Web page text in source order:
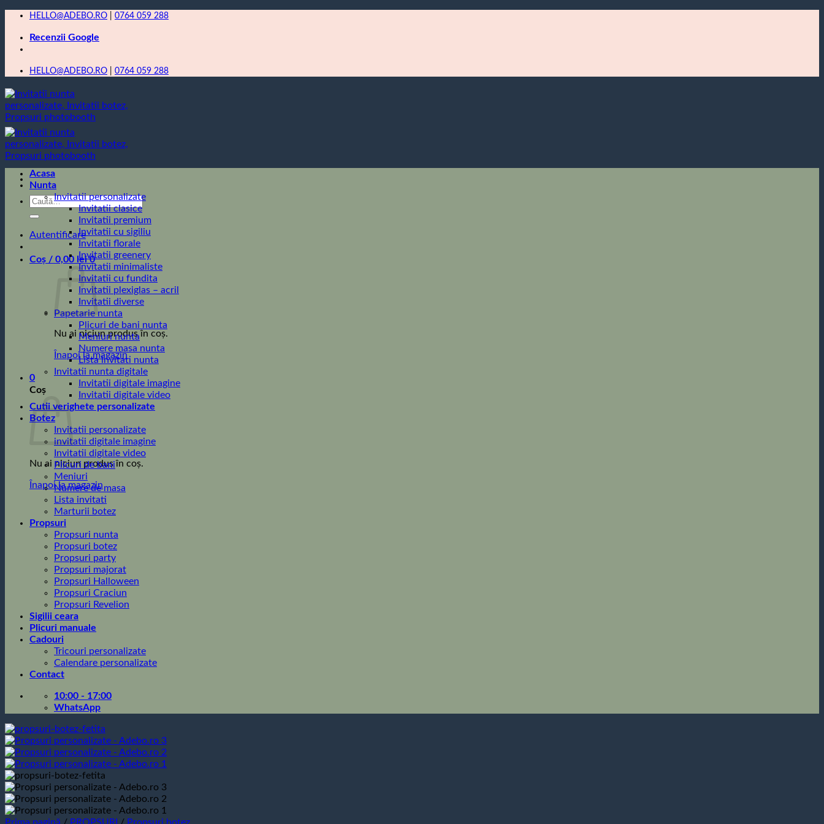
Skip
content
HELLO@ADEBO.RO 0764 059 288
Recenzii Google
HELLO@ADEBO.RO 0764 059 288
Caută
Autentificare
Coș / 0,00 lei 0
Nu ai niciun produs în coș.
Înapoi la magazin
0
Coș
Nu ai niciun produs în coș.
Înapoi la magazin
Acasa
Nunta
Invitatii personalizate
Invitatii clasice
Invitatii premium
Invitatii cu sigiliu
Invitatii florale
Invitatii greenery
Invitatii minimaliste
Invitatii cu fundita
Invitatii plexiglas – acril
Invitatii diverse
Papetarie nunta
Plicuri de bani nunta
Meniuri nunta
Numere masa nunta
Lista invitati nunta
Invitatii nunta digitale
Invitatii digitale imagine
Invitatii digitale video
Cutii verighete personalizate
Botez
Invitatii personalizate
invitatii digitale imagine
Invitatii digitale video
Plicuri de bani
Meniuri
Numere de masa
Lista invitati
Marturii botez
Propsuri
Propsuri nunta
Propsuri botez
Propsuri party
Propsuri majorat
Propsuri Halloween
Propsuri Craciun
Propsuri Revelion
Sigilii ceara
Plicuri manuale
Cadouri
Tricouri personalizate
Calendare personalizate
Contact
10:00 - 17:00
WhatsApp